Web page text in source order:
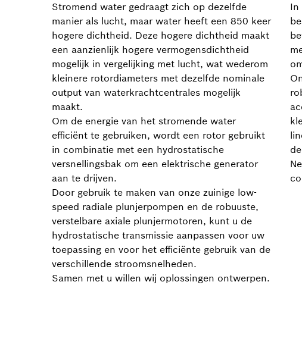
Stromend water gedraagt zich op dezelfde
manier als lucht, maar water heeft een 850 keer
hogere dichtheid. Deze hogere dichtheid maakt
een aanzienlijk hogere vermogensdichtheid
mogelijk in vergelijking met lucht, wat wederom
kleinere rotordiameters met dezelfde nominale
output van waterkrachtcentrales mogelijk
maakt.
Om de energie van het stromende water
efficiënt te gebruiken, wordt een rotor gebruikt
in combinatie met een hydrostatische
versnellingsbak om een elektrische generator
aan te drijven.
Door gebruik te maken van onze zuinige low-
speed radiale plunjerpompen en de robuuste,
verstelbare axiale plunjermotoren, kunt u de
hydrostatische transmissie aanpassen voor uw
toepassing en voor het efficiënte gebruik van de
verschillende stroomsnelheden.
Samen met u willen wij oplossingen ontwerpen.
In